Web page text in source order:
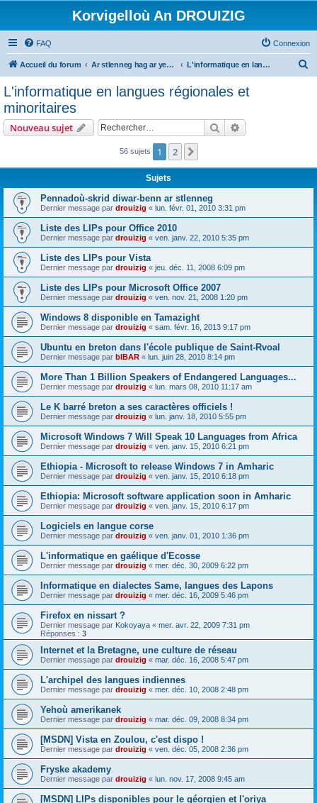
Korvigelloù An DROUIZIG
FAQ Connexion
Accueil du forum Ar stlenneg hag ar yezhoù bihan er bed a-bezh L'informatique en langues régionales et minoritaires
c
r
L'informatique en langues régionales et
minoritaires
Nouveau sujet Rechercher
56 sujets 1 2
Sujets
Pennadoù-skrid diwar-benn ar stlenneg
Dernier message par drouizig « lun. févr. 01, 2010 3:31 pm
Liste des LIPs pour Office 2010
Dernier message par drouizig « ven. janv. 22, 2010 5:35 pm
Liste des LIPs pour Vista
Dernier message par drouizig « jeu. déc. 11, 2008 6:09 pm
Liste des LIPs pour Microsoft Office 2007
Dernier message par drouizig « ven. nov. 21, 2008 1:20 pm
Windows 8 disponible en Tamazight
Dernier message par drouizig « sam. févr. 16, 2013 9:17 pm
Ubuntu en breton dans l'école publique de Saint-Rvoal
Dernier message par bIBAR « lun. juin 28, 2010 8:14 pm
More Than 1 Billion Speakers of Endangered Languages...
Dernier message par drouizig « lun. mars 08, 2010 11:17 am
Le K barré breton a ses caractères officiels !
Dernier message par drouizig « lun. janv. 18, 2010 5:55 pm
Microsoft Windows 7 Will Speak 10 Languages from Africa
Dernier message par drouizig « ven. janv. 15, 2010 6:21 pm
Ethiopia - Microsoft to release Windows 7 in Amharic
Dernier message par drouizig « ven. janv. 15, 2010 6:18 pm
Ethiopia: Microsoft software application soon in Amharic
Dernier message par drouizig « ven. janv. 15, 2010 6:17 pm
Logiciels en langue corse
Dernier message par drouizig « ven. janv. 01, 2010 1:36 pm
L'informatique en gaélique d'Ecosse
Dernier message par drouizig « mer. déc. 30, 2009 6:22 pm
Informatique en dialectes Same, langues des Lapons
Dernier message par drouizig « mer. déc. 16, 2009 5:46 pm
Firefox en nissart ?
Dernier message par Kokoyaya « mer. avr. 22, 2009 7:31 pm
Réponses : 3
Internet et la Bretagne, une culture de réseau
Dernier message par drouizig « mar. déc. 16, 2008 5:47 pm
L'archipel des langues indiennes
Dernier message par drouizig « mer. déc. 10, 2008 2:48 pm
Yehoù amerikanek
Dernier message par drouizig « mar. déc. 09, 2008 8:34 pm
[MSDN] Vista en Zoulou, c'est dispo !
Dernier message par drouizig « ven. déc. 05, 2008 2:36 pm
Fryske akademy
Dernier message par drouizig « lun. nov. 17, 2008 9:45 am
[MSDN] LIPs disponibles pour le géorgien et l'oriya